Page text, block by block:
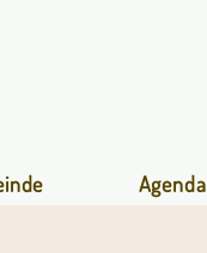
Agenda